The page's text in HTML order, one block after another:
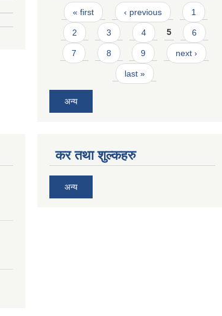
Pages
« first ‹ previous 1
2 3 4 5 6
7 8 9 next ›
last »
अन्य
कर तथा शुल्कहरु
अन्य